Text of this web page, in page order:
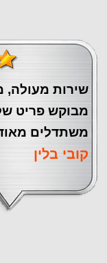
שירות מעולה,
מבוקש פריט
משתדלים מאוד
קובי בלין